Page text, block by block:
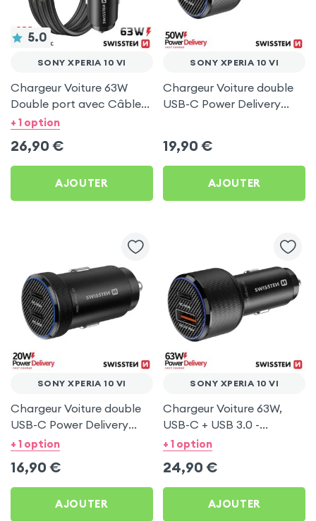
5.0
SONY XPERIA 10 VI
Chargeur Voiture 63W
Double port avec Câble
USB C 1m pour Sony
+ 1 option
26,90 €
AJOUTER
SONY XPERIA 10 VI
Chargeur Voiture double
USB-C Power Delivery
19,90 €
AJOUTER
SONY XPERIA 10 VI
Chargeur Voiture double
USB-C Power Delivery
20W - Swissten pour Sony
+ 1 option
16,90 €
AJOUTER
SONY XPERIA 10 VI
Chargeur Voiture 63W,
USB-C + USB 3.0 -
Swissten pour Sony Xperia
+ 1 option
24,90 €
AJOUTER